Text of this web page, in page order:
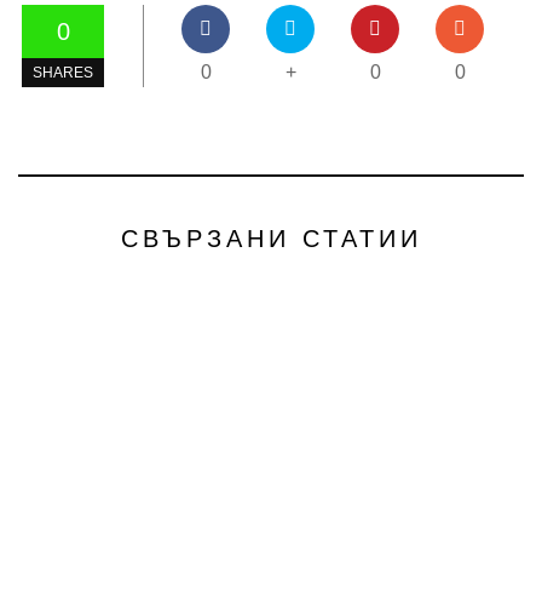
0
SHARES 0 + 0 0
СВЪРЗАНИ СТАТИИ